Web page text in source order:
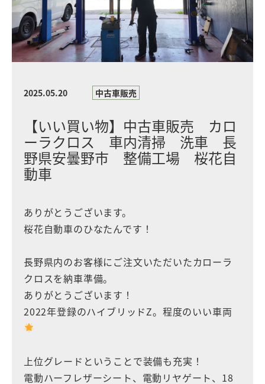
2025.05.20 中古車販売
【いい買い物】中古車販売 カロ
ーラクロス 車内清掃 洗車 長
野県安曇野市 整備工場 桜花自
動車
ありがとうございます。
桜花自動車のひなたんです！
長野県内のお客様にご注文いただいたカローラ
クロスを納車準備。
ありがとうございます！
2022年登録のハイブリッドZ。程度のいい車両
上位グレードということで装備も充実！
電動ハーフレザーシート、電動リヤゲート、18